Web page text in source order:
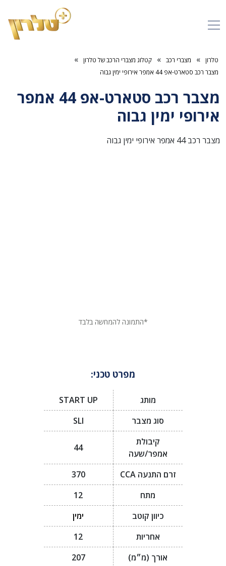
טלרון » מצברי רכב » קטלוג מצברי הרכב של טלרון »
מצבר רכב סטארט-אפ 44 אמפר אירופי ימין גבוה
מצבר רכב סטארט-אפ 44 אמפר
אירופי ימין גבוה
מצבר רכב 44 אמפר אירופי ימין גבוה
*התמונה להמחשה בלבד
מפרט טכני:
מותג
START UP
סוג מצבר
SLI
קיבולת
אמפר/שעה
44
זרם התנעה CCA
370
מתח
12
כיוון קוטב
ימין
אחריות
12
אורך (מ״מ)
207